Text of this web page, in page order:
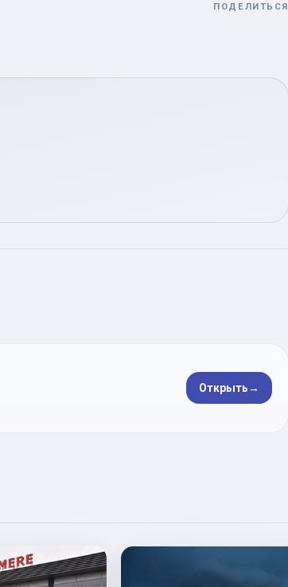
ПОДЕЛИТЬСЯ
Открыть→